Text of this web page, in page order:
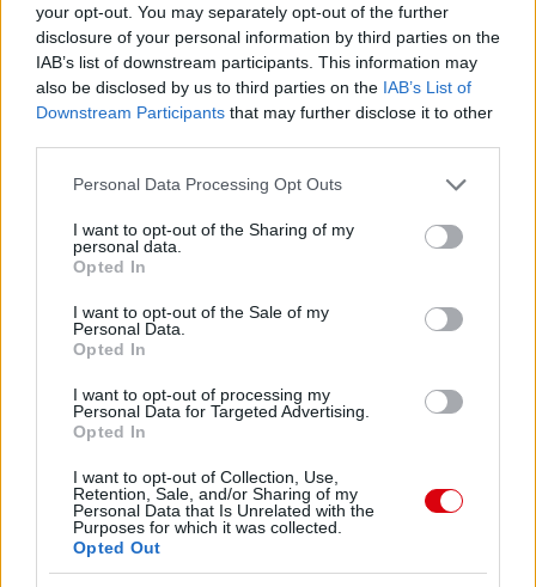
your opt-out. You may separately opt-out of the further
disclosure of your personal information by third parties on the
IAB’s list of downstream participants. This information may
also be disclosed by us to third parties on the IAB’s List of
Downstream Participants that may further disclose it to other
Please note that this website/app uses one or more Google
not limited to your visit or usage behaviour. You may click to
grant or deny consent to Google and its third-party tags to
use your data for below specified purposes in below Google
consent section.
Personal Data Processing Opt Outs
I want to opt-out of the Sharing of my
personal data.
Opted In
I want to opt-out of the Sale of my
Personal Data.
Opted In
I want to opt-out of processing my
Personal Data for Targeted Advertising.
Opted In
I want to opt-out of Collection, Use,
Retention, Sale, and/or Sharing of my
Personal Data that Is Unrelated with the
Purposes for which it was collected.
Opted Out